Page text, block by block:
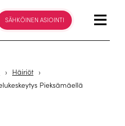
SÄHKÖINEN ASIOINTI
› Häiriöt ›
Pieksämäellä